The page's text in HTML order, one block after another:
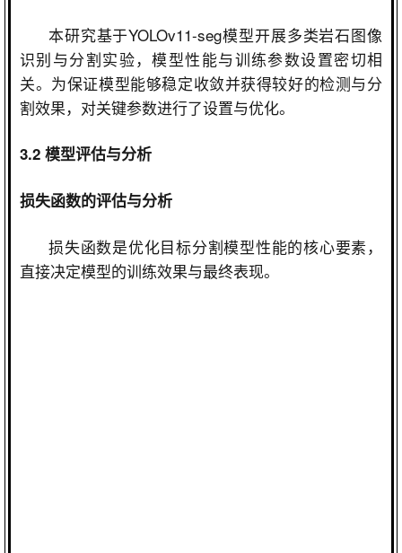
本研究基于YOLOv11-seg模型开展多类岩石图像
识别与分割实验，模型性能与训练参数设置密切相
关。为保证模型能够稳定收敛并获得较好的检测与分
割效果，对关键参数进行了设置与优化。
3.2 模型评估与分析
损失函数的评估与分析
损失函数是优化目标分割模型性能的核心要素，
直接决定模型的训练效果与最终表现。